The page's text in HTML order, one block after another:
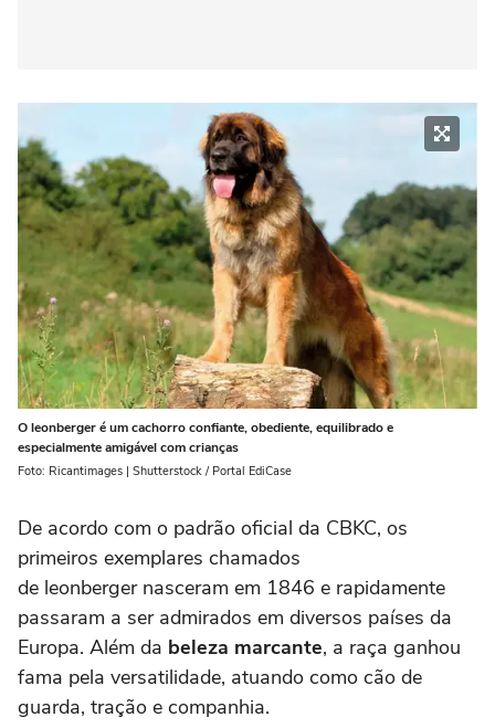
O leonberger é um cachorro confiante, obediente, equilibrado e
especialmente amigável com crianças
Foto: Ricantimages | Shutterstock / Portal EdiCase
De acordo com o padrão oficial da CBKC, os
primeiros exemplares chamados
de leonberger nasceram em 1846 e rapidamente
passaram a ser admirados em diversos países da
Europa. Além da beleza marcante, a raça ganhou
fama pela versatilidade, atuando como cão de
guarda, tração e companhia.